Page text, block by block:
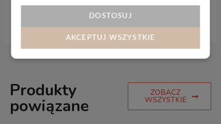
Specyfikacja techniczna
Produkty
powiązane
ZOBACZ
WSZYSTKIE
DOSTOSUJ
AKCEPTUJ WSZYSTKIE